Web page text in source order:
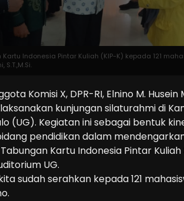
Kartu Indonesia Pintar Kuliah (KIP-K) kepada 121
S.T.,M.Si.
Komisi X, DPR-RI, Elnino M. Husein
kunjungan silaturahmi di
(UG). Kegiatan ini sebagai bentuk
pendidikan dalam
Kartu Indonesia Pintar Kuliah
UG.
sudah serahkan kepada 121